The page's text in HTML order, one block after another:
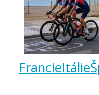
FrancieItálie